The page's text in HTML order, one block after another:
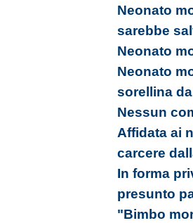
Neonato
sarebbe
Neonato
Neonato
sorellina
Nessun
Affidata ai
carcere
In forma
presunto
"Bimbo